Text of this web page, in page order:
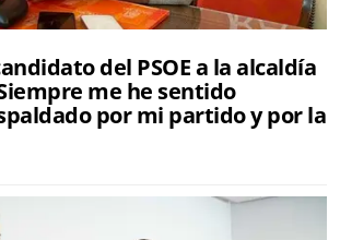
del PSOE a la alcaldía
me he sentido
por mi partido y por la